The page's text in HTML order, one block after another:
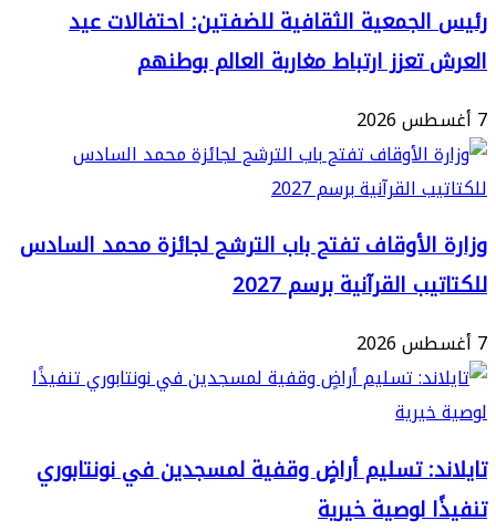
الثقافية للضفتين: احتفالات عيد
ارتباط مغاربة العالم بوطنهم
تفتح باب الترشح لجائزة محمد السادس
القرآنية برسم 2027
تسليم أراضٍ وقفية لمسجدين في نونتابوري
لوصية خيرية